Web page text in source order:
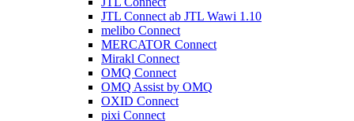
JTL Connect ab JTL Wawi 1.10
melibo Connect
MERCATOR Connect
Mirakl Connect
OMQ Connect
OMQ Assist by OMQ
OXID Connect
pixi Connect